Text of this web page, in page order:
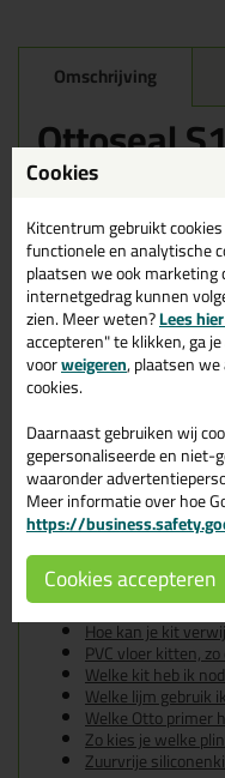
Omschrijving
Ottoseal
Mat
Ottoseal S125 310ml in
gebruiken voor
veelzijdige kit welke
bijpassende kleur zoekt
Bestel de Ottoseal S125
vandaag nog! Op
huis.
Wil je meer weten over de
product? Lees alles over
Tips & tricks
310ml
In de volgende blogs
De badkamer
Gietvloer kitten, zo
Hoe kan je een
Hoe kan je kit
PVC vloer kitten,
Welke kit heb ik
Welke lijm gebruik
Welke Otto primer
Zo kies je welke
Zuurvrije
Cookies
Kitcentrum gebruikt
functionele en analytische
plaatsen we ook
internetgedrag kunnen
zien. Meer weten?Lees
accepteren" te klikken, ga
voorweigeren, plaatsen
cookies.
Daarnaast gebruiken wij
gepersonaliseerde en niet-
waaronder
Meer informatie over hoe
https://
Cookies accepteren